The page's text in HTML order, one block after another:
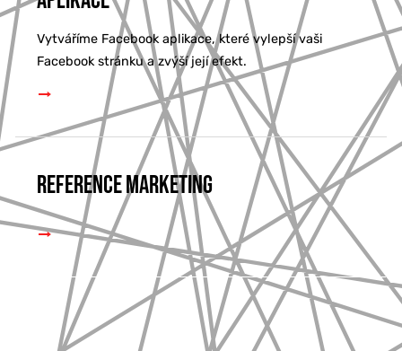
Vytváříme Facebook aplikace, které vylepší vaši
Facebook stránku a zvýší její efekt.
Reference marketing